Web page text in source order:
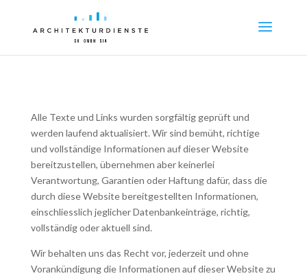
Alle Texte und Links wurden sorgfältig geprüft und
werden laufend aktualisiert. Wir sind bemüht, richtige
und vollständige Informationen auf dieser Website
bereitzustellen, übernehmen aber keinerlei
Verantwortung, Garantien oder Haftung dafür, dass die
durch diese Website bereitgestellten Informationen,
einschliesslich jeglicher Datenbankeinträge, richtig,
vollständig oder aktuell sind.
Wir behalten uns das Recht vor, jederzeit und ohne
Vorankündigung die Informationen auf dieser Website zu